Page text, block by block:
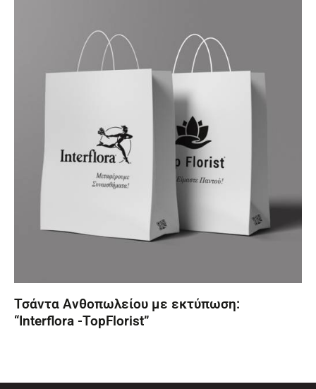
Τσάντα Ανθοπωλείου με εκτύπωση:
“Interflora -TopFlorist”